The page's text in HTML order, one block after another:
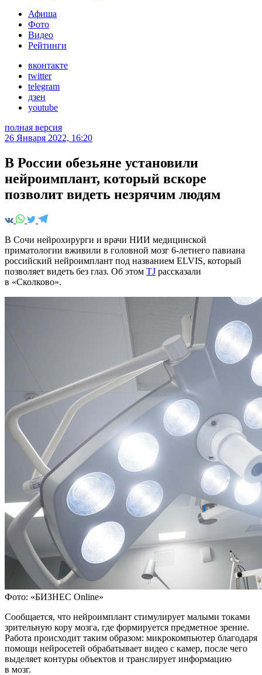
Афиша
Фото
Видео
Рейтинги
вконтакте
twitter
telegram
дзен
youtube
полная версия
26 Января 2022, 16:20
В России обезьяне установили
нейроимплант, который вскоре
позволит видеть незрячим людям
В Сочи нейрохирурги и врачи НИИ медицинской
приматологии вживили в головной мозг 6-летнего павиана
российский нейроимплант под названием ELVIS, который
позволяет видеть без глаз. Об этом TJ рассказали
в «Сколково».
Фото: «БИЗНЕС Online»
Сообщается, что нейроимплант стимулирует малыми токами
зрительную кору мозга, где формируется предметное зрение.
Работа происходит таким образом: микрокомпьютер благодаря
помощи нейросетей обрабатывает видео с камер, после чего
выделяет контуры объектов и транслирует информацию
в мозг.